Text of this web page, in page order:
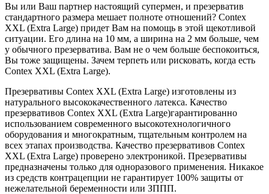
Вы или Ваш партнер настоящий супермен, и презерватив
стандартного размера мешает полноте отношений? Contex
XXL (Extra Large) придет Вам на помощь в этой щекотливой
ситуации. Его длина на 10 мм, а ширина на 2 мм больше, чем
у обычного презерватива. Вам не о чем больше беспокоиться,
Вы тоже защищены. Зачем терпеть или рисковать, когда есть
Contex XXL (Extra Large).
Презервативы Contex XXL (Extra Large) изготовлены из
натурального высококачественного латекса. Качество
презервативов Contex XXL (Extra Large)гарантированно
использованием современного высокотехнологичного
оборудования и многократным, тщательным контролем на
всех этапах производства. Качество презервативов Contex
XXL (Extra Large) проверено электроникой. Презервативы
предназначены только для одноразового применения. Никакое
из средств контрацепции не гарантирует 100% защиты от
нежелательной беременности или ЗППП.